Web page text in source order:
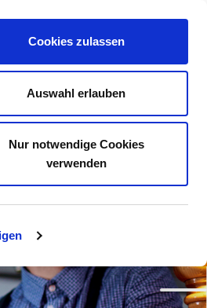
Cookies zulassen
Auswahl erlauben
Nur notwendige Cookies
verwenden